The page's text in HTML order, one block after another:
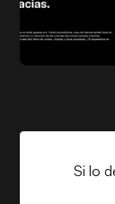
Si lo